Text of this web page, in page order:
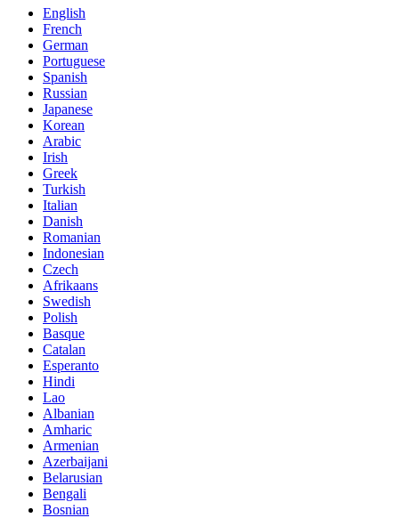
English
French
German
Portuguese
Spanish
Russian
Japanese
Korean
Arabic
Irish
Greek
Turkish
Italian
Danish
Romanian
Indonesian
Czech
Afrikaans
Swedish
Polish
Basque
Catalan
Esperanto
Hindi
Lao
Albanian
Amharic
Armenian
Azerbaijani
Belarusian
Bengali
Bosnian